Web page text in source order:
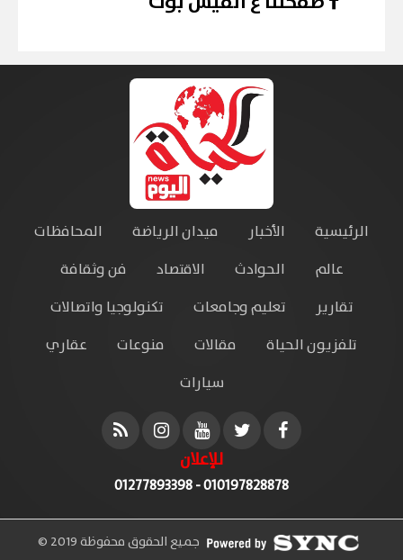
الرئيسية الأخبار ميدان الرياضة
المحافظات
عالم
الحوادث الاقتصاد
فن وثقافة
تقارير
تعليم وجامعات
تكنولوجيا واتصالات
تلفزيون الحياة
مقالات منوعات
عقاري
سيارات
للإعلان
010197828878 - 01277893398
جميع الحقوق محفوظة 2019 ©